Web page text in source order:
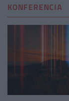
KONFERENCIA